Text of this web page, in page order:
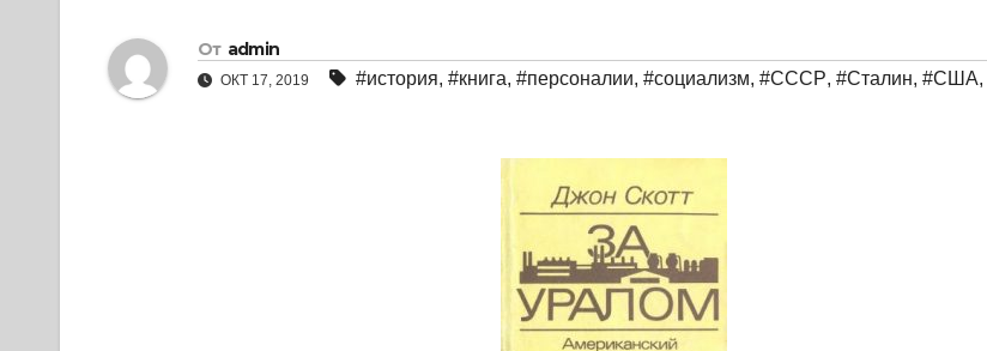
От admin
ОКТ 17, 2019 #история, #книга, #персоналии, #социализм, #СССР, #Сталин, #США,